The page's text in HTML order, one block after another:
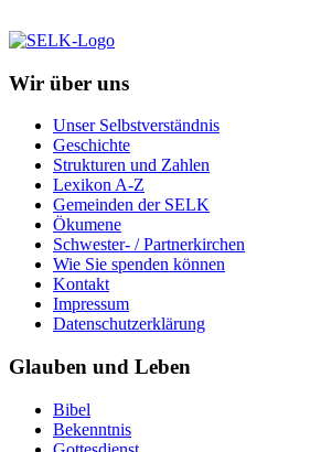
Wir über uns
Unser Selbstverständnis
Geschichte
Strukturen und Zahlen
Lexikon A-Z
Gemeinden der SELK
Ökumene
Schwester- / Partnerkirchen
Wie Sie spenden können
Kontakt
Impressum
Datenschutzerklärung
Glauben und Leben
Bibel
Bekenntnis